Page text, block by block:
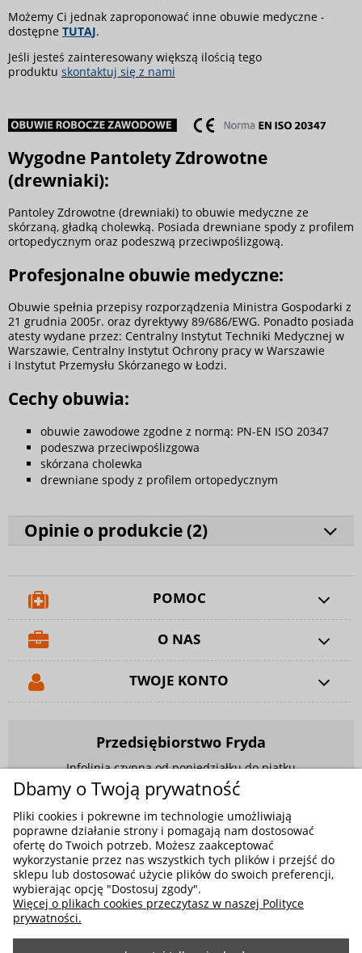
Możemy Ci jednak zaproponować inne obuwie medyczne -
dostępne TUTAJ.
Jeśli jesteś zainteresowany większą ilością tego
produktu skontaktuj się z nami
Wygodne Pantolety Zdrowotne
(drewniaki):
Pantoley Zdrowotne (drewniaki) to obuwie medyczne ze
skórzaną, gładką cholewką. Posiada drewniane spody z profilem
ortopedycznym oraz podeszwą przeciwpoślizgową.
Profesjonalne obuwie medyczne:
Obuwie spełnia przepisy rozporządzenia Ministra Gospodarki z
21 grudnia 2005r. oraz dyrektywy 89/686/EWG. Ponadto posiada
atesty wydane przez: Centralny Instytut Techniki Medycznej w
Warszawie, Centralny Instytut Ochrony pracy w Warszawie
i Instytut Przemysłu Skórzanego w Łodzi.
Cechy obuwia:
obuwie zawodowe zgodne z normą: PN-EN ISO 20347
podeszwa przeciwpoślizgowa
skórzana cholewka
drewniane spody z profilem ortopedycznym
Opinie o produkcie (2)
POMOC
O NAS
TWOJE KONTO
Przedsiębiorstwo Fryda
Infolinia czynna od poniedziałku do piątku
w godzinach 9.00 - 17.00
881 703 704
E-mail:sklep@fryda.com.pl
Sklepy stacjonarne:
ul. Składowa 26, 34-400 Nowy Targ
ul. Żywiecka 91, 43-300 Bielsko-Biała
Dbamy o Twoją prywatność
Pliki cookies i pokrewne im technologie umożliwiają
poprawne działanie strony i pomagają nam dostosować
ofertę do Twoich potrzeb. Możesz zaakceptować
wykorzystanie przez nas wszystkich tych plików i przejść do
sklepu lub dostosować użycie plików do swoich preferencji,
wybierając opcję "Dostosuj zgody".
Więcej o plikach cookies przeczytasz w naszej Polityce
prywatności.